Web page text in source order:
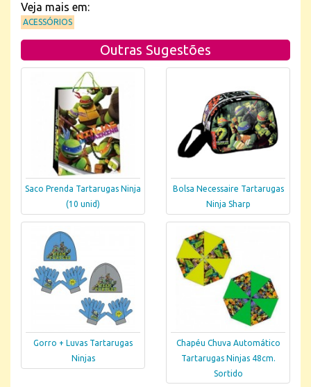
Veja mais em:
ACESSÓRIOS
Outras Sugestões
Saco Prenda Tartarugas Ninja
(10 unid)
Bolsa Necessaire Tartarugas
Ninja Sharp
Gorro + Luvas Tartarugas
Ninjas
Chapéu Chuva Automático
Tartarugas Ninjas 48cm.
Sortido